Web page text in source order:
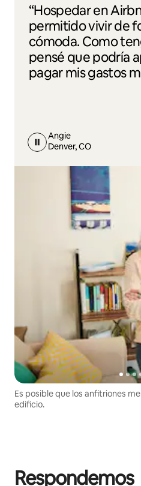
“Hospedar en
permitido vivir de
cómoda. Como
pensé que podría
pagar mis gastos
Angie
Denver, CO
Es posible que los anfitriones
edificio.
Respondemos